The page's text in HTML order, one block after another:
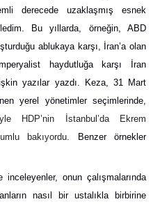
derecede uzaklaşmış esnek
Bu yıllarda, örneğin, ABD
ablukaya karşı, İran’a olan
haydutluğa karşı İran
yazılar yazdı. Keza, 31 Mart
yerel yönetimler seçimlerinde,
HDP’nin İstanbul’da Ekrem
bakıyordu.
Benzer örnekler
inceleyenler, onun çalışmalarında
nasıl bir ustalıkla birbirine